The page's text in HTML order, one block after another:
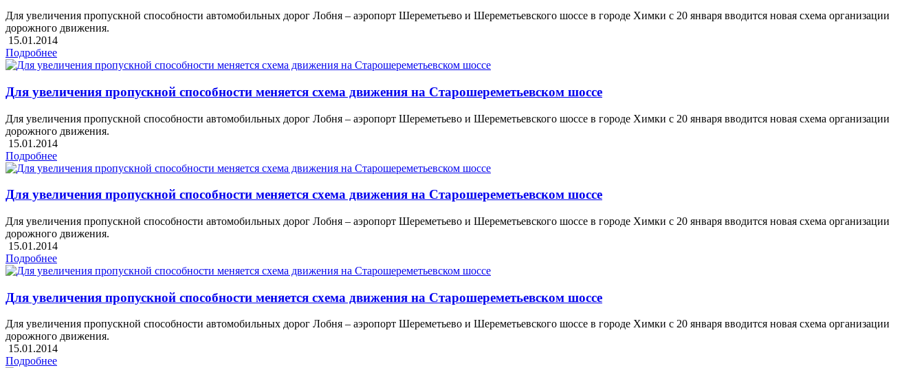
Для увеличения пропускной способности автомобильных дорог Лобня – аэропорт Шереметьево и Шереметьевского шоссе в городе Химки с 20 января вводится новая схема организации
дорожного движения.
15.01.2014
Подробнее
Для увеличения пропускной способности меняется схема движения на Старошереметьевском шоссе
Для увеличения пропускной способности автомобильных дорог Лобня – аэропорт Шереметьево и Шереметьевского шоссе в городе Химки с 20 января вводится новая схема организации
дорожного движения.
15.01.2014
Подробнее
Для увеличения пропускной способности меняется схема движения на Старошереметьевском шоссе
Для увеличения пропускной способности автомобильных дорог Лобня – аэропорт Шереметьево и Шереметьевского шоссе в городе Химки с 20 января вводится новая схема организации
дорожного движения.
15.01.2014
Подробнее
Для увеличения пропускной способности меняется схема движения на Старошереметьевском шоссе
Для увеличения пропускной способности автомобильных дорог Лобня – аэропорт Шереметьево и Шереметьевского шоссе в городе Химки с 20 января вводится новая схема организации
дорожного движения.
15.01.2014
Подробнее